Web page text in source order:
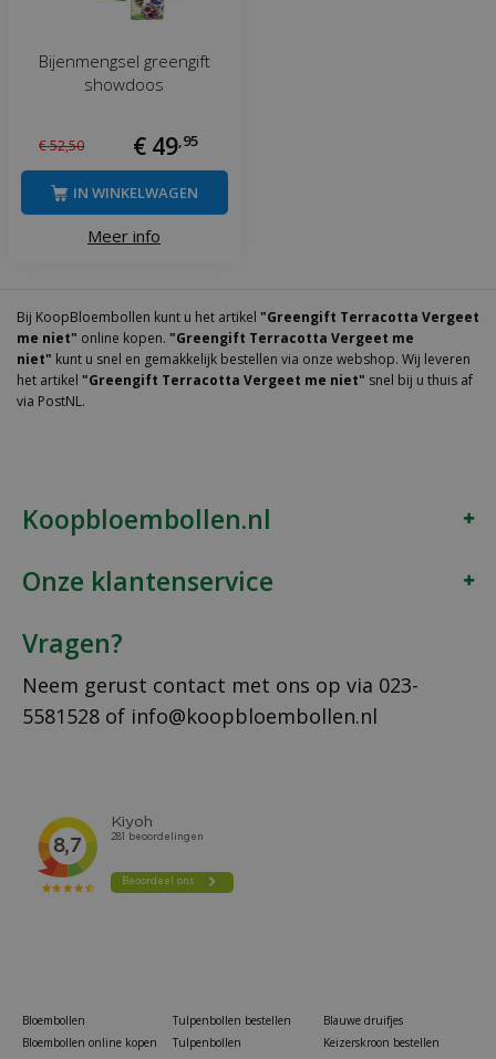
Bijenmengsel greengift
showdoos
€52,50 € 49,95
Meer info
IN WINKELWAGEN
Bij KoopBloembollen kunt u het artikel "Greengift Terracotta Vergeet
me niet" online kopen. "Greengift Terracotta Vergeet me
niet" kunt u snel en gemakkelijk bestellen via onze webshop. Wij leveren
het artikel "Greengift Terracotta Vergeet me niet" snel bij u thuis af
via PostNL.
Koopbloembollen.nl
Onze klantenservice
Vragen?
Neem gerust contact met ons op via 023-
5581528 of info@koopbloembollen.nl
Bloembollen
Bloembollen online kopen
Tulpenbollen bestellen
Tulpenbollen
Blauwe druifjes
Keizerskroon bestellen